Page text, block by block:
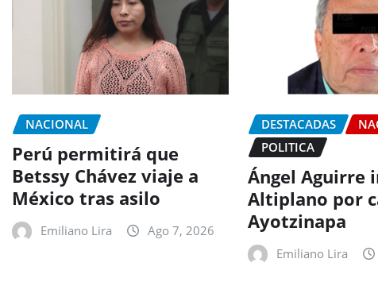
NACIONAL
Perú permitirá que
Betssy Chávez viaje a
México tras asilo
Emiliano Lira Ago 7, 2026
DESTACADAS
POLITICA
Ángel Aguirre
Altiplano por
Ayotzinapa
Emiliano Lira